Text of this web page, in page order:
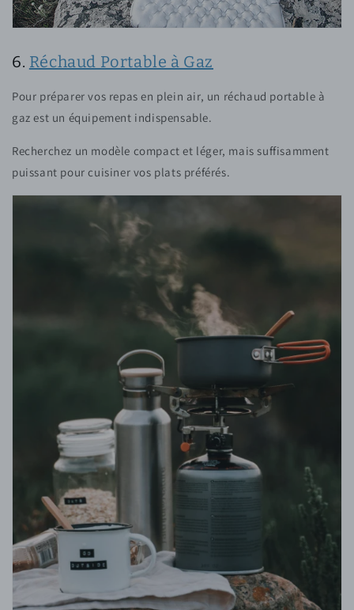
6. Réchaud Portable à Gaz
Pour préparer vos repas en plein air, un réchaud portable à
gaz est un équipement indispensable.
Recherchez un modèle compact et léger, mais suffisamment
puissant pour cuisiner vos plats préférés.